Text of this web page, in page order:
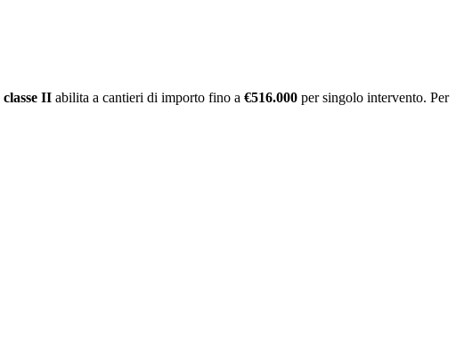
classe II abilita a cantieri di importo fino a €516.000 per singolo intervento. Per